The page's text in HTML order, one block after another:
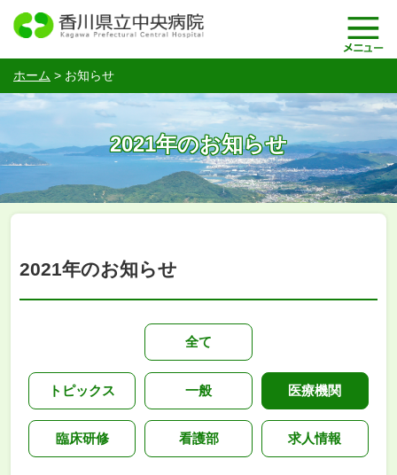
ホーム > お知らせ
2021年のお知らせ
2021年のお知らせ
全て
トピックス 一般 医療機関
臨床研修 看護部 求人情報